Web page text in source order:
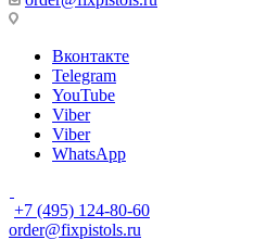
Вконтакте
Telegram
YouTube
Viber
Viber
WhatsApp
+7 (495) 124-80-60
order@fixpistols.ru